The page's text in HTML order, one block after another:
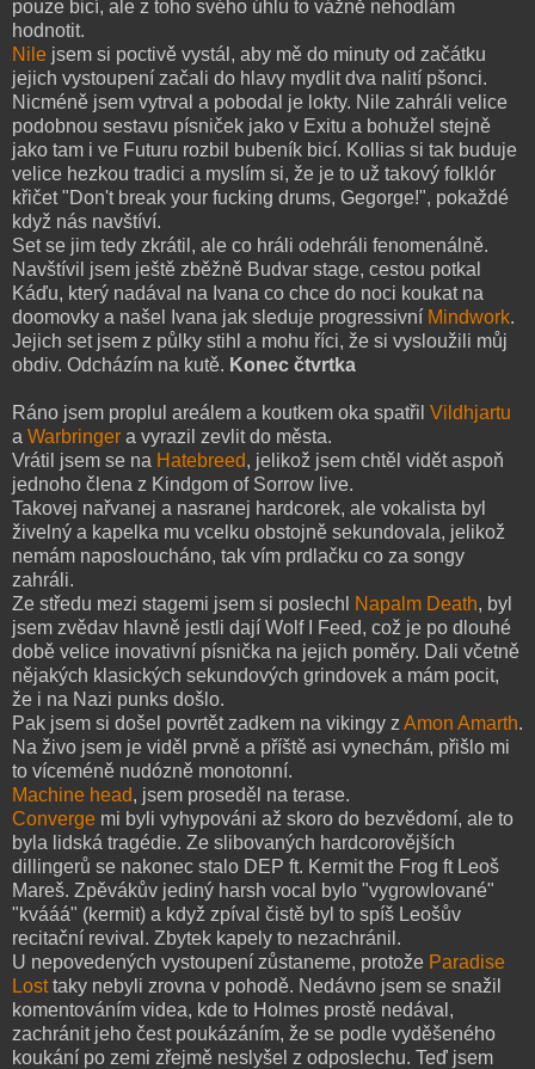
pouze bicí, ale z toho svého úhlu to vážně nehodlám
hodnotit.
Nile jsem si poctivě vystál, aby mě do minuty od začátku
jejich vystoupení začali do hlavy mydlit dva nalití pšonci.
Nicméně jsem vytrval a pobodal je lokty. Nile zahráli velice
podobnou sestavu písniček jako v Exitu a bohužel stejně
jako tam i ve Futuru rozbil bubeník bicí. Kollias si tak buduje
velice hezkou tradici a myslím si, že je to už takový folklór
křičet "Don't break your fucking drums, Gegorge!", pokaždé
když nás navštíví.
Set se jim tedy zkrátil, ale co hráli odehráli fenomenálně.
Navštívil jsem ještě zběžně Budvar stage, cestou potkal
Káďu, který nadával na Ivana co chce do noci koukat na
doomovky a našel Ivana jak sleduje progressivní Mindwork.
Jejich set jsem z půlky stihl a mohu říci, že si vysloužili můj
obdiv. Odcházím na kutě. Konec čtvrtka
Ráno jsem proplul areálem a koutkem oka spatřil Vildhjartu
a Warbringer a vyrazil zevlit do města.
Vrátil jsem se na Hatebreed, jelikož jsem chtěl vidět aspoň
jednoho člena z Kindgom of Sorrow live.
Takovej nařvanej a nasranej hardcorek, ale vokalista byl
živelný a kapelka mu vcelku obstojně sekundovala, jelikož
nemám naposloucháno, tak vím prdlačku co za songy
zahráli.
Ze středu mezi stagemi jsem si poslechl
Napalm Death, byl
jsem zvědav hlavně jestli dají Wolf I Feed, což je po dlouhé
době velice inovativní písnička na jejich poměry. Dali včetně
nějakých klasických sekundových grindovek a mám pocit,
že i na Nazi punks došlo.
Pak jsem si došel povrtět zadkem na vikingy z Amon Amarth.
Na živo jsem je viděl prvně a příště asi vynechám, přišlo mi
to víceméně nudózně monotonní.
Machine head, jsem proseděl na terase.
Converge mi byli vyhypováni až skoro do bezvědomí, ale to
byla lidská tragédie. Ze slibovaných hardcorovějších
dillingerů se nakonec stalo DEP ft. Kermit the Frog ft Leoš
Mareš. Zpěvákův jediný harsh vocal bylo "vygrowlované"
"kvááá" (kermit) a když zpíval čistě byl to spíš Leošův
recitační revival. Zbytek kapely to nezachránil.
U nepovedených vystoupení zůstaneme, protože Paradise
Losttaky nebyli zrovna v pohodě. Nedávno jsem se snažil
komentováním videa, kde to Holmes prostě nedával,
zachránit jeho čest poukázáním, že se podle vyděšeného
koukání po zemi zřejmě neslyšel z odposlechu. Teď jsem